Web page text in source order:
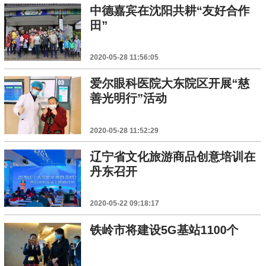
中德嘉宾在沈阳共耕“友好合作
田”
2020-05-28 11:56:05
爱尔眼科医院大东院区开展“慈
善光明行”活动
2020-05-28 11:52:29
辽宁省文化旅游商品创意培训在
丹东召开
2020-05-22 09:18:17
铁岭市将建设5G基站1100个